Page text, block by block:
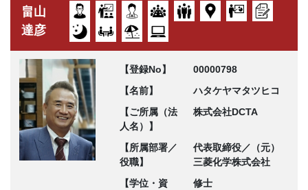
畠山
達彦
【登録No】
00000798
【名前】
ハタケヤマタツヒコ
【ご所属（法
人名）】
株式会社DCTA
【所属部署／
役職】
代表取締役／（元）
三菱化学株式会社
【学位・資
修士